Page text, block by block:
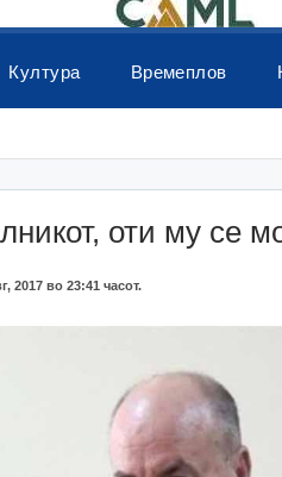
Култура Времеплов
оти му се
2017 во 23:41 часот.